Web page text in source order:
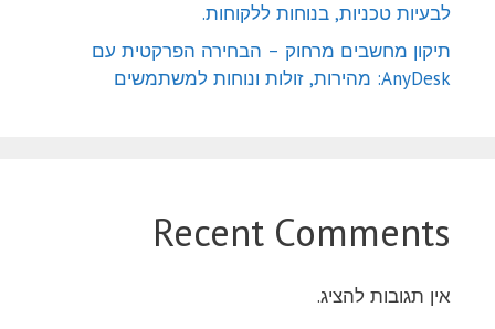
לבעיות טכניות, בנוחות ללקוחות.
תיקון מחשבים מרחוק – הבחירה הפרקטית עם
AnyDesk: מהירות, זולות ונוחות למשתמשים
Recent Comments
אין תגובות להציג.